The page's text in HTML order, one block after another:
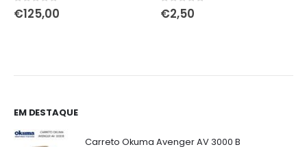
0out of 5
€125,00 0out of 5
€2,50
EM DESTAQUE
Carreto Okuma Avenger AV 3000 B